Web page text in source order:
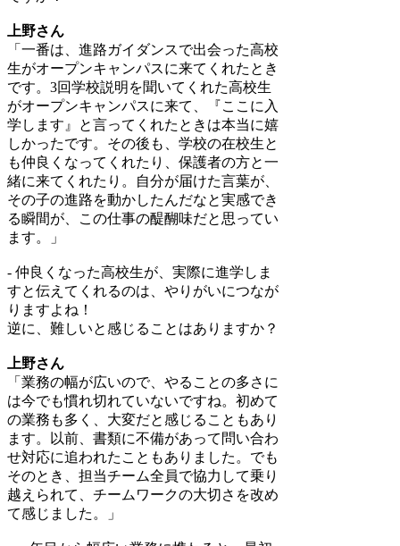
上野さん
「一番は、進路ガイダンスで出会った高校
生がオープンキャンパスに来てくれたとき
です。3回学校説明を聞いてくれた高校生
がオープンキャンパスに来て、『ここに入
学します』と言ってくれたときは本当に嬉
しかったです。その後も、学校の在校生と
も仲良くなってくれたり、保護者の方と一
緒に来てくれたり。自分が届けた言葉が、
その子の進路を動かしたんだなと実感でき
る瞬間が、この仕事の醍醐味だと思ってい
ます。」
- 仲良くなった高校生が、実際に進学しま
すと伝えてくれるのは、やりがいにつなが
りますよね！
逆に、難しいと感じることはありますか？
上野さん
「業務の幅が広いので、やることの多さに
は今でも慣れ切れていないですね。初めて
の業務も多く、大変だと感じることもあり
ます。以前、書類に不備があって問い合わ
せ対応に追われたこともありました。でも
そのとき、担当チーム全員で協力して乗り
越えられて、チームワークの大切さを改め
て感じました。」